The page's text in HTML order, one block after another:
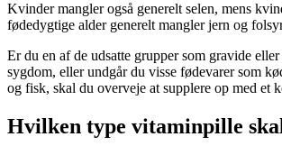
Kvinder mangler også generelt selen, mens
fødedygtige alder generelt mangler jern og
Er du en af de udsatte grupper som gravide
sygdom, eller undgår du visse fødevarer som
og fisk, skal du overveje at supplere op med et
Hvilken type vitaminpille